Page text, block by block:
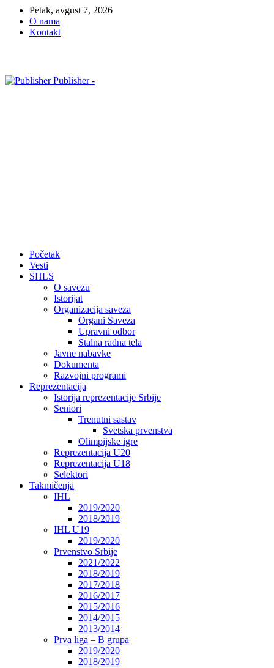
Petak, avgust 7, 2026
O nama
Kontakt
Publisher -
Početak
Vesti
SHLS
O savezu
Istorijat
Organizacija saveza
Organi Saveza
Upravni odbor
Stalna radna tela
Javne nabavke
Dokumenta
Razvojni programi
Reprezentacija
Istorija reprezentacije Srbije
Seniori
Trenutni sastav
Svetska prvenstva
Olimpijske igre
Reprezentacija U20
Reprezentacija U18
Selektori
Takmičenja
IHL
2019/2020
2018/2019
IHL U19
2019/2020
Prvenstvo Srbije
2021/2022
2018/2019
2017/2018
2016/2017
2015/2016
2014/2015
2013/2014
Prva liga – B grupa
2019/2020
2018/2019